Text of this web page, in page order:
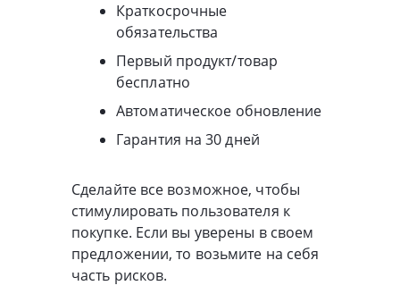
Краткосрочные
обязательства
Первый продукт/товар
бесплатно
Автоматическое обновление
Гарантия на 30 дней
Сделайте все возможное, чтобы
стимулировать пользователя к
покупке. Если вы уверены в своем
предложении, то возьмите на себя
часть рисков.